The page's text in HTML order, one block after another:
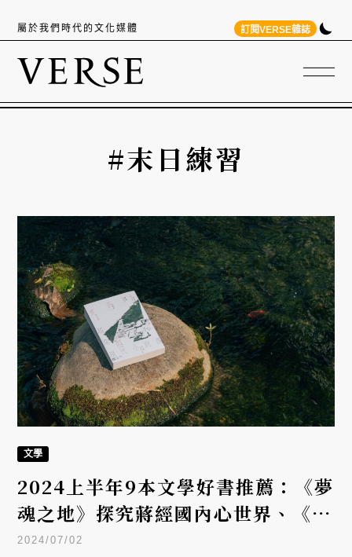
屬於我們時代的文化媒體 訂閱VERSE雜誌
#末日練習
文學
2024上半年9本文學好書推薦：《夢
魂之地》探究蔣經國內心世界、《黃
色臉孔》觸碰「政治正確」尖銳辯
2024/07/02